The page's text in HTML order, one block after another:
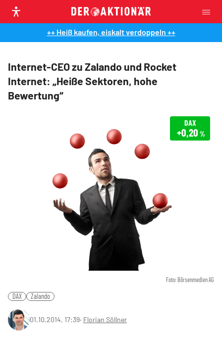
++ Heiß kaufen, eiskalt verdoppeln ++
Internet-CEO zu Zalando und Rocket
Internet: „Heiße Sektoren, hohe
Bewertung“
Foto: Börsenmedien AG
DAX
+0,20 %
DAX Zalando
01.10.2014, 17:39‧ Florian Söllner